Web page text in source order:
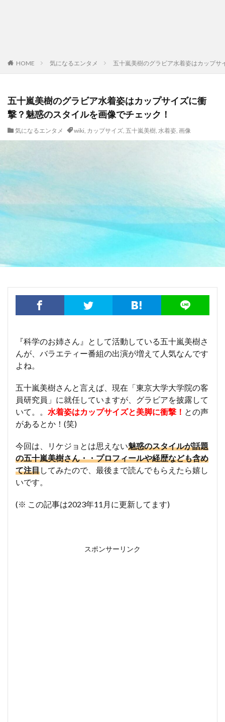
HOME 気になるエンタメ 五十嵐美樹のグラビア水着姿はカップ
五十嵐美樹のグラビア水着姿はカップサイズに衝
撃？魅惑のスタイルを画像でチェック！
気になるエンタメ wiki, カップサイズ, 五十嵐美樹, 水着姿, 画像
『科学のお姉さん』として活動している五十嵐美樹さ
んが、バラエティー番組の出演が増えて人気なんです
よね。
五十嵐美樹さんと言えば、現在「東京大学大学院の客
員研究員」に就任していますが、グラビアを披露して
いて。。 水着姿はカップサイズと美脚に衝撃！ との声
があるとか！(笑)
今回は、リケジョとは思えない魅惑のスタイルが話題
の五十嵐美樹さん・・プロフィールや経歴なども含め
て注目してみたので、最後まで読んでもらえたら嬉し
いです。
(※ この記事は2023年11月に更新してます)
スポンサーリンク